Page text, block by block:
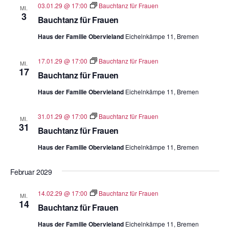
MI.
3 Bauchtanz für Frauen
03.01.29 @ 17:00 Bauchtanz für Frauen
Haus der Familie Obervieland Eichelnkämpe 11, Bremen
MI.
17 Bauchtanz für Frauen
17.01.29 @ 17:00 Bauchtanz für Frauen
Haus der Familie Obervieland Eichelnkämpe 11, Bremen
MI.
31 Bauchtanz für Frauen
31.01.29 @ 17:00 Bauchtanz für Frauen
Haus der Familie Obervieland Eichelnkämpe 11, Bremen
Februar 2029
MI.
14 Bauchtanz für Frauen
14.02.29 @ 17:00 Bauchtanz für Frauen
Haus der Familie Obervieland Eichelnkämpe 11, Bremen